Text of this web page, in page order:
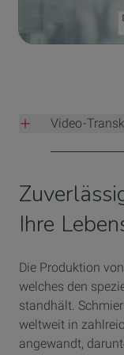
Video-
00:00 - 01:49:
Sicherheits- und
Nevastane sein
Jahrhundert voller
anhand von vier
1925 die
Zulassung. 1983
neuer
Ihre
Die Produktion
welches den
standhält.
weltweit in
angewandt,